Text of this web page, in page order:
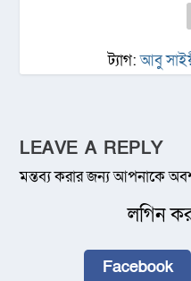
ট্যাগ:আবু
LEAVE A REPLY
মন্তব্য করার জন্য আপনাকে
লগিন
Facebook